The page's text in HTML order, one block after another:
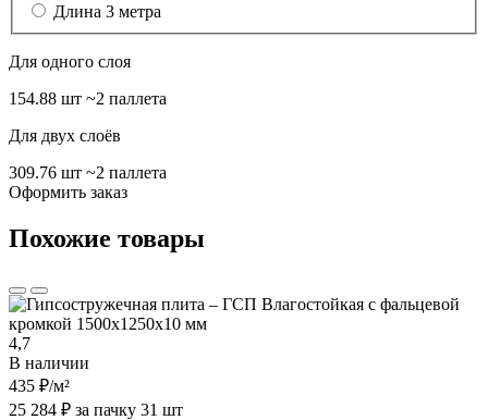
Длина 3 метра
Для одного слоя
154.88 шт ~2 паллета
Для двух слоёв
309.76 шт ~2 паллета
Оформить заказ
Похожие товары
4,7
В наличии
435 ₽/м²
25 284 ₽ за пачку 31 шт